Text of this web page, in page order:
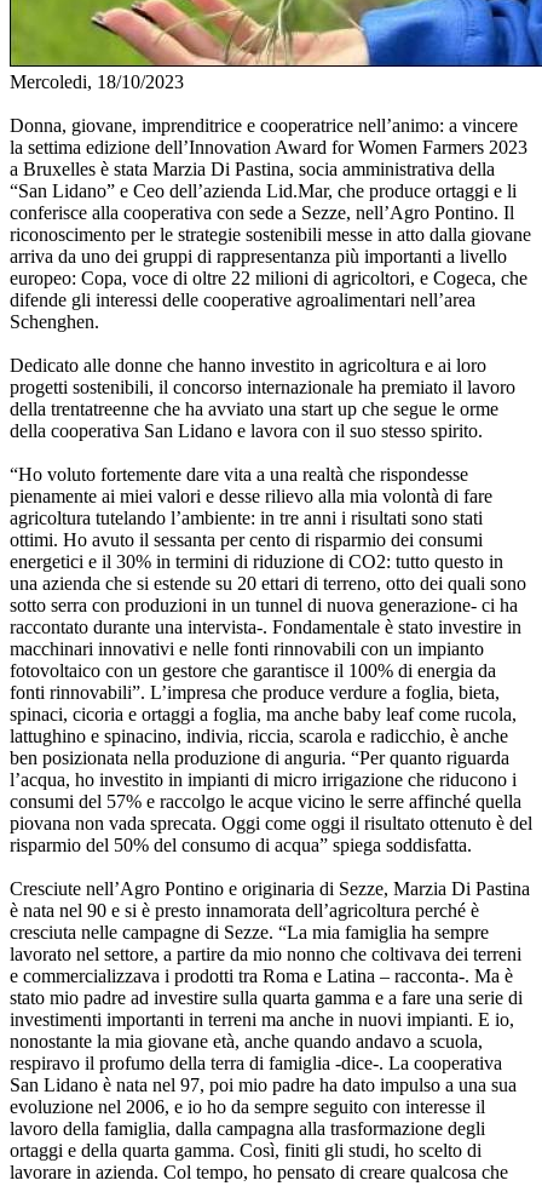
Mercoledi, 18/10/2023
Donna, giovane, imprenditrice e cooperatrice nell’animo: a vincere
la settima edizione dell’Innovation Award for Women Farmers 2023
a Bruxelles è stata Marzia Di Pastina, socia amministrativa della
“San Lidano” e Ceo dell’azienda Lid.Mar, che produce ortaggi e li
conferisce alla cooperativa con sede a Sezze, nell’Agro Pontino. Il
riconoscimento per le strategie sostenibili messe in atto dalla giovane
arriva da uno dei gruppi di rappresentanza più importanti a livello
europeo: Copa, voce di oltre 22 milioni di agricoltori, e Cogeca, che
difende gli interessi delle cooperative agroalimentari nell’area
Schenghen.
Dedicato alle donne che hanno investito in agricoltura e ai loro
progetti sostenibili, il concorso internazionale ha premiato il lavoro
della trentatreenne che ha avviato una start up che segue le orme
della cooperativa San Lidano e lavora con il suo stesso spirito.
“Ho voluto fortemente dare vita a una realtà che rispondesse
pienamente ai miei valori e desse rilievo alla mia volontà di fare
agricoltura tutelando l’ambiente: in tre anni i risultati sono stati
ottimi. Ho avuto il sessanta per cento di risparmio dei consumi
energetici e il 30% in termini di riduzione di CO2: tutto questo in
una azienda che si estende su 20 ettari di terreno, otto dei quali sono
sotto serra con produzioni in un tunnel di nuova generazione- ci ha
raccontato durante una intervista-. Fondamentale è stato investire in
macchinari innovativi e nelle fonti rinnovabili con un impianto
fotovoltaico con un gestore che garantisce il 100% di energia da
fonti rinnovabili”. L’impresa che produce verdure a foglia, bieta,
spinaci, cicoria e ortaggi a foglia, ma anche baby leaf come rucola,
lattughino e spinacino, indivia, riccia, scarola e radicchio, è anche
ben posizionata nella produzione di anguria. “Per quanto riguarda
l’acqua, ho investito in impianti di micro irrigazione che riducono i
consumi del 57% e raccolgo le acque vicino le serre affinché quella
piovana non vada sprecata. Oggi come oggi il risultato ottenuto è del
risparmio del 50% del consumo di acqua” spiega soddisfatta.
Cresciute nell’Agro Pontino e originaria di Sezze, Marzia Di Pastina
è nata nel 90 e si è presto innamorata dell’agricoltura perché è
cresciuta nelle campagne di Sezze. “La mia famiglia ha sempre
lavorato nel settore, a partire da mio nonno che coltivava dei terreni
e commercializzava i prodotti tra Roma e Latina – racconta-. Ma è
stato mio padre ad investire sulla quarta gamma e a fare una serie di
investimenti importanti in terreni ma anche in nuovi impianti. E io,
nonostante la mia giovane età, anche quando andavo a scuola,
respiravo il profumo della terra di famiglia -dice-. La cooperativa
San Lidano è nata nel 97, poi mio padre ha dato impulso a una sua
evoluzione nel 2006, e io ho da sempre seguito con interesse il
lavoro della famiglia, dalla campagna alla trasformazione degli
ortaggi e della quarta gamma. Così, finiti gli studi, ho scelto di
lavorare in azienda. Col tempo, ho pensato di creare qualcosa che